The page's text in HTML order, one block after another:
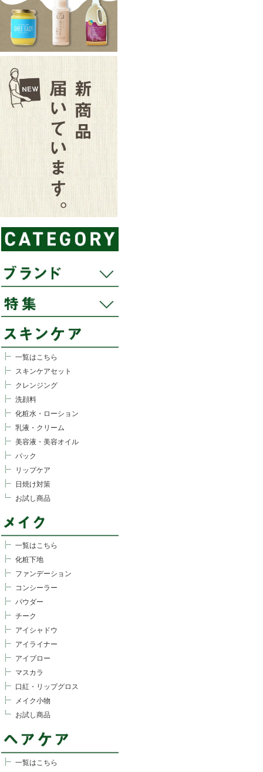
一覧はこちら
スキンケアセット
クレンジング
洗顔料
化粧水・ローション
乳液・クリーム
美容液・美容オイル
パック
リップケア
日焼け対策
お試し商品
一覧はこちら
化粧下地
ファンデーション
コンシーラー
パウダー
チーク
アイシャドウ
アイライナー
アイブロー
マスカラ
口紅・リップグロス
メイク小物
お試し商品
一覧はこちら